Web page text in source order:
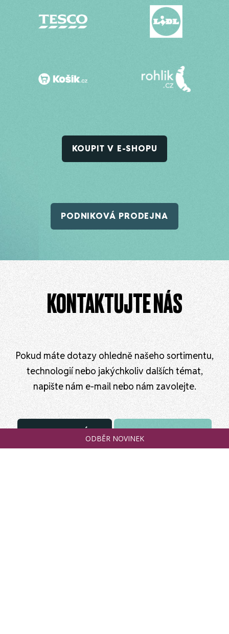
KOUPIT V E-SHOPU
PODNIKOVÁ PRODEJNA
KONTAKTUJTE NÁS
Pokud máte dotazy ohledně našeho sortimentu,
technologií nebo jakýchkoliv dalších témat,
napište nám e-mail nebo nám zavolejte.
POSLAT ZPRÁVU +420 485 177 129
ODBĚR NOVINEK